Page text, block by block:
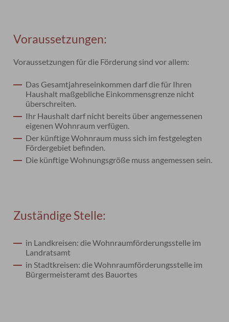
Voraussetzungen:
Voraussetzungen für die Förderung sind vor allem:
Das Gesamtjahreseinkommen darf die für Ihren
Haushalt maßgebliche Einkommensgrenze nicht
überschreiten.
Ihr Haushalt darf nicht bereits über angemessenen
eigenen Wohnraum verfügen.
Der künftige Wohnraum muss sich im festgelegten
Fördergebiet befinden.
Die künftige Wohnungsgröße muss angemessen sein.
Zuständige Stelle:
in Landkreisen: die Wohnraumförderungsstelle im
Landratsamt
in Stadtkreisen: die Wohnraumförderungsstelle im
Bürgermeisteramt des Bauortes